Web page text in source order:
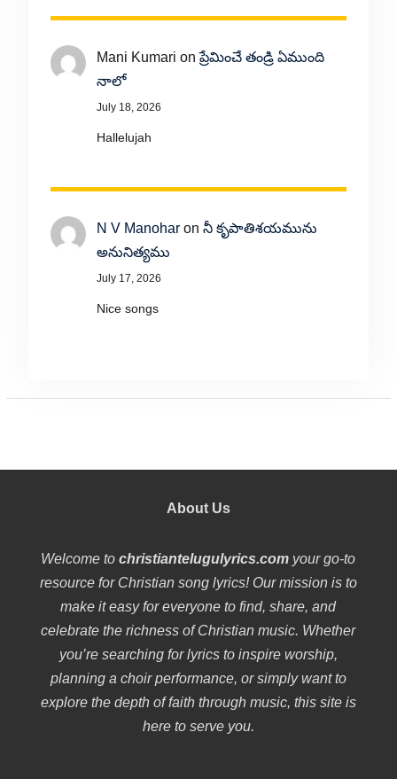
Mani Kumari onప్రేమించే తండ్రి ఏముంది
నాలో
July 18, 2026
Hallelujah
N V Manoharon నీ కృపాతిశయమును
అనునిత్యము
July 17, 2026
Nice songs
About Us
Welcome tochristiantelugulyrics.com your go-to
resource for Christian song lyrics! Our mission is to
make it easy for everyone to find, share, and
celebrate the richness of Christian music. Whether
you’re searching for lyrics to inspire worship,
planning a choir performance, or simply want to
explore the depth of faith through music, this site is
here to serve you.